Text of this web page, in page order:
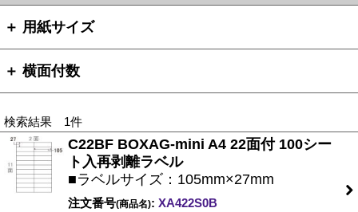
＋ 用紙サイズ
＋ 横面付数
検索結果 1件
C22BF BOXAG-mini A4 22面付 100シー
ト入再剥離ラベル
■ラベルサイズ：105mm×27mm
注文番号(商品名): XA422S0B